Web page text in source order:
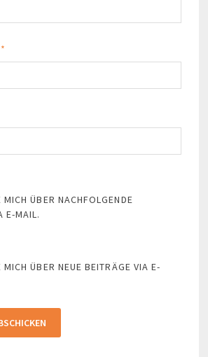
*
MICH ÜBER NACHFOLGENDE
E-MAIL.
MICH ÜBER NEUE BEITRÄGE VIA E-